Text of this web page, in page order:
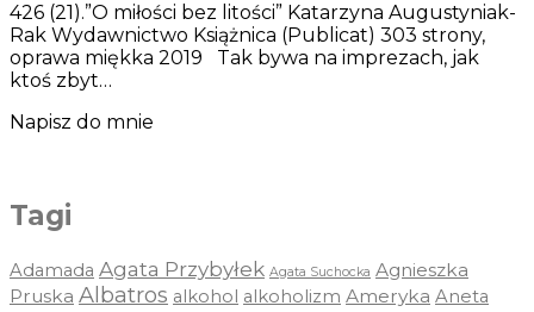
426 (21).”O miłości bez litości” Katarzyna Augustyniak-
Rak Wydawnictwo Książnica (Publicat) 303 strony,
oprawa miękka 2019 Tak bywa na imprezach, jak
ktoś zbyt…
Napisz do mnie
Tagi
Adamada Agata Przybyłek Agata Suchocka Agnieszka
Pruska Albatros alkohol alkoholizm Ameryka Aneta